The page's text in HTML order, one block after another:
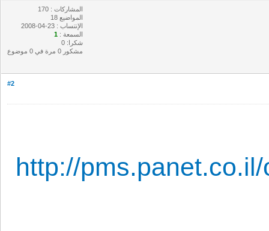
المشاركات : 170
المواضيع 18
الإنتساب : 23-04-2008
السمعة :1
شكرا: 0
مشكور 0 مرة في 0 موضوع
#2
http://